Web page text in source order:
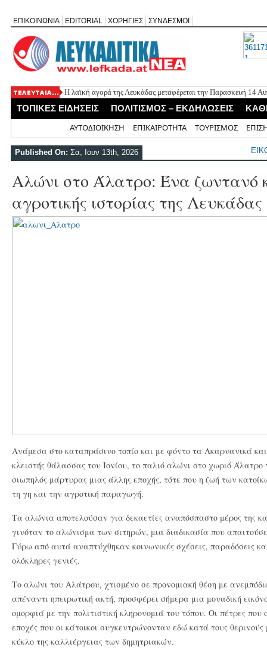
ΕΠΙΚΟΙΝΩΝΙΑ EDITORIAL ΧΟΡΗΓΙΕΣ ΣΥΝΔΕΣΜΟΙ
Η λαϊκή αγορά της Λευκάδας μεταφέρεται την Παρασκευή 14
Εορτασμός της Μεταμόρφωσης στο Μεγανήσι Λευκάδας
Ο Δήμος Λευκάδας προμηθεύεται 40 αντίτυπα του
Τρεις θεματικές ομιλίες στον Ιερό Ναό Μεταμορφώσεως του
ΤΟΠΙΚΕΣ ΕΙΔΗΣΕΙΣ ΠΟΛΙΤΙΣΜΟΣ – ΕΚΔΗΛΩΣΕΙΣ
ΑΥΤΟΔΙΟΙΚΗΣΗ ΕΠΙΚΑΙΡΟΤΗΤΑ ΤΟΥΡΙΣΜΟΣ
Published On: Σα, Ιουν 13th, 2026
Αλώνι στο Άλατρο: Ένα ζωντανό
αγροτικής ιστορίας της Λευκάδας
Ανάμεσα στο καταπράσινο τοπίο και με φόντο τα Ακαρνανικά
κλειστής θάλασσας του Ιονίου, το παλιό αλώνι στο χωριό Άλατρο
σιωπηλός μάρτυρας μιας άλλης εποχής, τότε που η ζωή των
τη γη και την αγροτική παραγωγή.
Τα αλώνια αποτελούσαν για δεκαετίες αναπόσπαστο μέρος της
γινόταν το αλώνισμα των σιτηρών, μια διαδικασία που
Γύρω από αυτά αναπτύχθηκαν κοινωνικές σχέσεις, παραδόσεις
ολόκληρες γενιές.
Το αλώνι του Αλάτρου, χτισμένο σε προνομιακή θέση με
απέναντι ηπειρωτική ακτή, προσφέρει σήμερα μια μοναδική
ομορφιά με την πολιτιστική κληρονομιά του τόπου. Οι πέτρες που
εποχές που οι κάτοικοι συγκεντρώνονταν εδώ κατά τους
κύκλο της καλλιέργειας των δημητριακών.